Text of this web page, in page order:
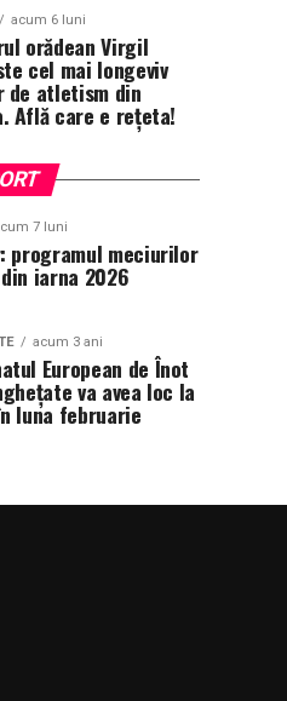
acum 6 luni
orădean Virgil
cel mai longeviv
de atletism din
Află care e rețeta!
7 luni
programul meciurilor
iarna 2026
acum 3 ani
European de Înot
va avea loc la
luna februarie